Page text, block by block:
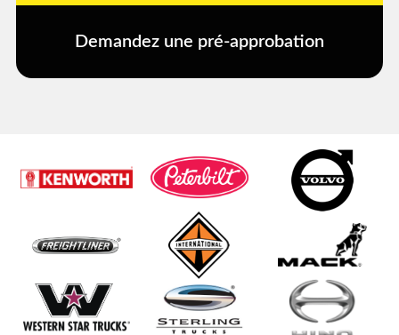
Demandez une pré-approbation